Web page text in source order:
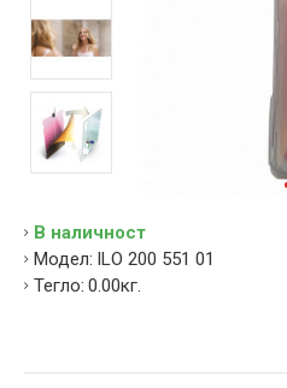
В наличност
Модел: ILO 200 551 01
Тегло: 0.00кг.